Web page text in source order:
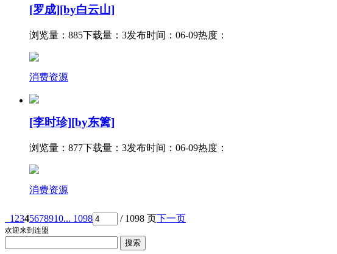
[罗成][by白云山]
浏览量：885下载量：3发布时间：06-09热度：
消费资源
[李时珍][by东篱]
浏览量：877下载量：3发布时间：06-09热度：
消费资源
1 2345678910... 1098 / 1098 页下一页
欢迎来到连盟